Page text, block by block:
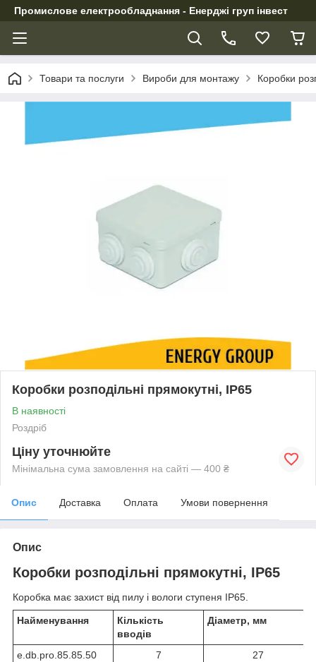
Промислове електрообладнання - Енерджі груп інвест
Товари та послуги Вироби для монтажу Коробки
Коробки розподільні прямокутні, IP65
В наявності
Роздріб
Ціну уточнюйте
Мінімальна сума замовлення на сайті — 400 ₴
Опис Доставка Оплата Умови повернення
Опис
Коробки розподільні прямокутні, IP65
Коробка має захист від пилу і вологи ступеня IP65.
Найменування
Кількість
вводів
Діаметр, мм
e.db.pro.85.85.50 7
27